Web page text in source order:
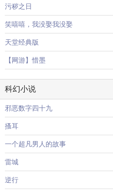
污秽之日
笑嘻嘻，我没娶我没娶
天堂经典版
【网游】惜墨
科幻小说
邪恶数字四十九
搔耳
一个超凡男人的故事
雷城
逆行